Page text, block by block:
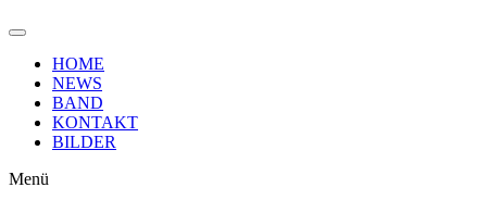
HOME
NEWS
BAND
KONTAKT
BILDER
Menü